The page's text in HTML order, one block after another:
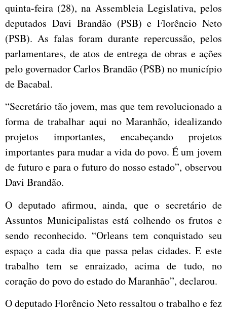
quinta-feira (28), na Assembleia Legislativa, pelos
deputados Davi Brandão (PSB) e Florêncio Neto
(PSB). As falas foram durante repercussão, pelos
parlamentares, de atos de entrega de obras e ações
pelo governador Carlos Brandão (PSB) no município
de Bacabal.
“Secretário tão jovem, mas que tem revolucionado a
forma de trabalhar aqui no Maranhão, idealizando
projetos importantes, encabeçando projetos
importantes para mudar a vida do povo. É um jovem
de futuro e para o futuro do nosso estado”, observou
Davi Brandão.
O deputado afirmou, ainda, que o secretário de
Assuntos Municipalistas está colhendo os frutos e
sendo reconhecido. “Orleans tem conquistado seu
espaço a cada dia que passa pelas cidades. E este
trabalho tem se enraizado, acima de tudo, no
coração do povo do estado do Maranhão”, declarou.
O deputado Florêncio Neto ressaltou o trabalho e fez